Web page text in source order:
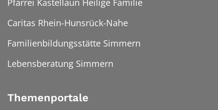
Pfarrei Kastellaun Heilige Familie
Caritas Rhein-Hunsrück-Nahe
Familienbildungsstätte Simmern
Lebensberatung Simmern
Themenportale